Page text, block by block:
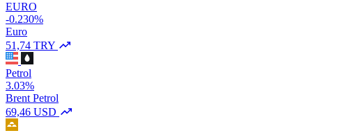
EURO
-0.230%
Euro
51,74 TRY
Petrol
3.03%
Brent Petrol
69,46 USD